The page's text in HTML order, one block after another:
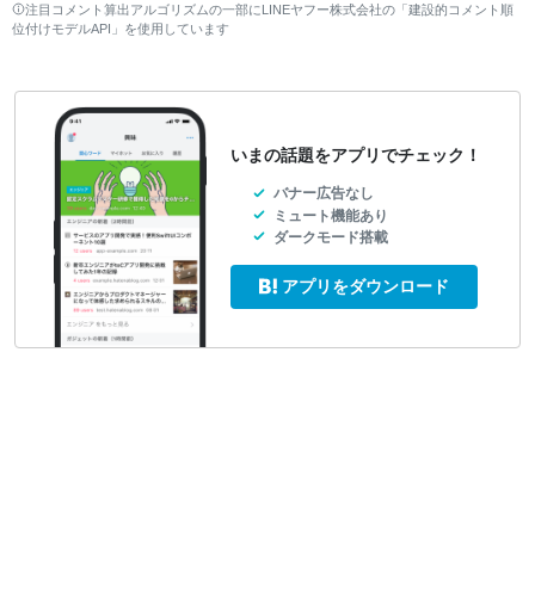
注目コメント算出アルゴリズムの一部にLINEヤフー株式会社の「建設的コメント順
位付けモデルAPI」を使用しています
いまの話題をアプリでチェック！
バナー広告なし
ミュート機能あり
ダークモード搭載
アプリをダウンロード